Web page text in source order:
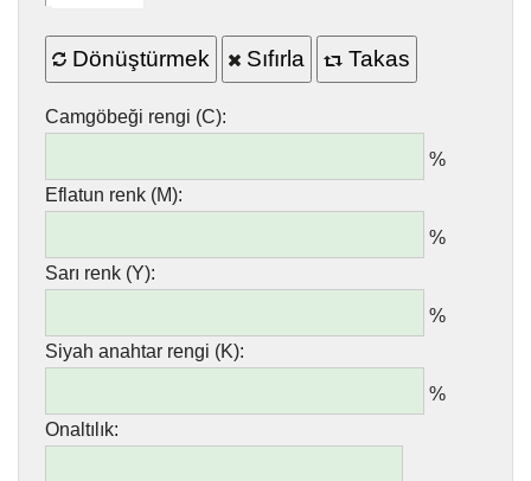
Dönüştürmek Sıfırla Takas
Camgöbeği rengi (C):
%
Eflatun renk (M):
%
Sarı renk (Y):
%
Siyah anahtar rengi (K):
%
Onaltılık: